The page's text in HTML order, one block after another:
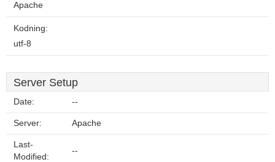
Apache
Kodning:
utf-8
Server Setup
Date: --
Server: Apache
Last-
Modified:
--